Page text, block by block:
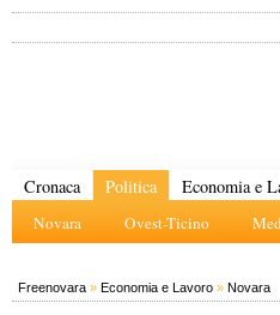
Cronaca Politica
Novara Ovest-Ticino
Economia e
Freenovara » Economia e Lavoro » Novara